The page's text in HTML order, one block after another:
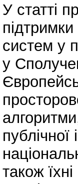
У статті
систем у
у
також